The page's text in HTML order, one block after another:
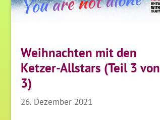
Weihnachten mit den
Ketzer-Allstars (Teil 3 von
3)
26. Dezember 2021